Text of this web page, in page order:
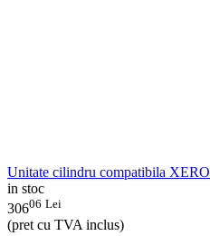
Unitate cilindru compatibila
in stoc
30606 Lei
(pret cu TVA inclus)